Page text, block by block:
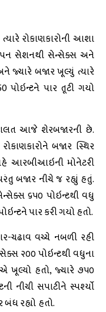
રોકાણકારોની આશા
ઓપન સેશનથી સેન્સેક્સ અને
જ્યારે બજાર ખૂલ્યું ત્યારે
પોઇન્ટને પાર તૂટી ગયો
આજે શેરબજારની છે.
બજાર સ્થિર
આરબીઆઇની મોનેટરી
બજાર નીચે જ રહ્યું હતું.
૬૫૦ પોઇન્ટથી વધુ
પાર કરી ગયો હતો.
વચ્ચે નબળી રહી
૨૦૦ પોઇન્ટથી વધુના
ખૂલ્યો હતો, જ્યારે ૭૫૦
નીચી સપાટીને સ્પર્શ્યો
બંધ રહ્યો હતો.